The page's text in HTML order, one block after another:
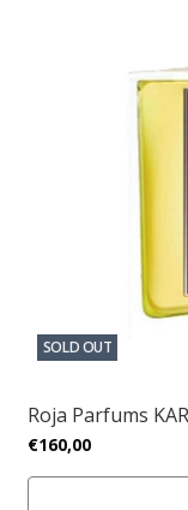
SOLD OUT
Roja Parfums
€160,00